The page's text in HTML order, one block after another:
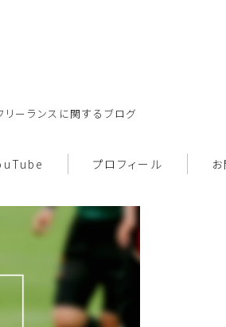
リーランスに関するブログ
プロフィール